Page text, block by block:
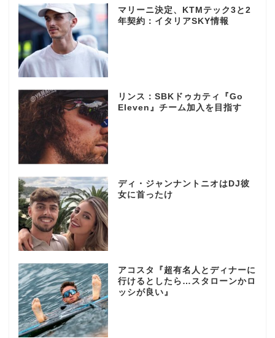
マリーニ決定、KTMテック3と2
年契約：イタリアSKY情報
リンス：SBKドゥカティ『Go
Eleven』チーム加入を目指す
ディ・ジャンナントニオはDJ彼
女に首ったけ
アコスタ『超有名人とディナーに
行けるとしたら…スタローンかロ
ッシが良い』